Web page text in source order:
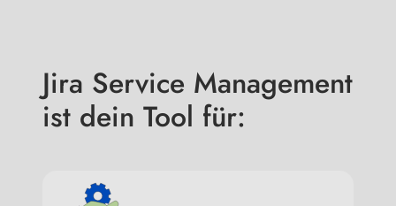
Jira Service Management
ist dein Tool für: